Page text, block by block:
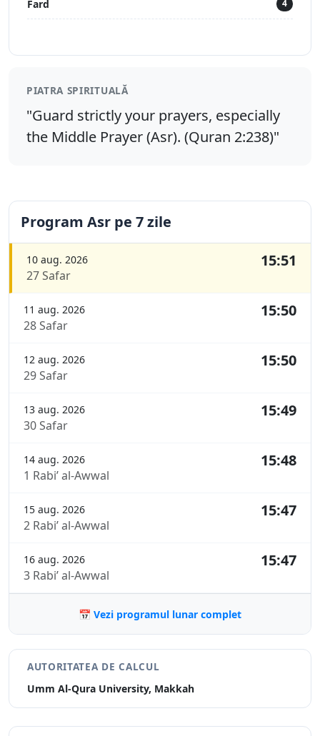
Fard 4
PIATRA SPIRITUALĂ
"Guard strictly your prayers, especially
the Middle Prayer (Asr). (Quran 2:238)"
Program Asr pe 7 zile
10 aug. 2026
27 Safar
15:51
11 aug. 2026
28 Safar
15:50
12 aug. 2026
29 Safar
15:50
13 aug. 2026
30 Safar
15:49
14 aug. 2026
1 Rabi’ al-Awwal
15:48
15 aug. 2026
2 Rabi’ al-Awwal
15:47
16 aug. 2026
3 Rabi’ al-Awwal
15:47
📅 Vezi programul lunar complet
AUTORITATEA DE CALCUL
Umm Al-Qura University, Makkah